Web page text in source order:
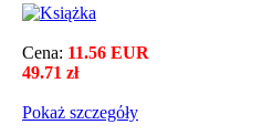
Cena: 11.56 EUR
49.71 zł
Pokaż szczegόły